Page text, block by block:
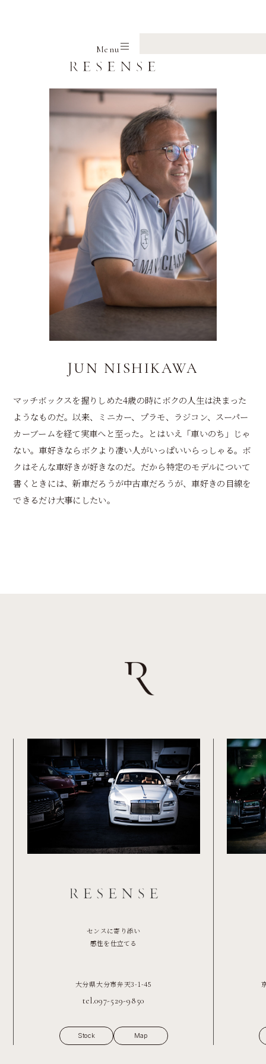
Menu
JUN NISHIKAWA
JUN NISHIKAWA
マッチボックスを握りしめた4歳の時にボクの人生は決まった
ようなものだ。以来、ミニカー、プラモ、ラジコン、スーパー
カーブームを経て実車へと至った。とはいえ「車いのち」じゃ
ない。車好きならボクより凄い人がいっぱいいらっしゃる。ボ
クはそんな車好きが好きなのだ。だから特定のモデルについて
書くときには、新車だろうが中古車だろうが、車好きの目線を
できるだけ大事にしたい。
センスに寄り添い
感性を仕立てる
大分県大分市弁天3-1-45
tel.097-529-9850
Stock Map